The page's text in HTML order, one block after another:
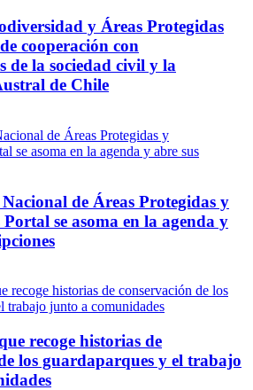
y Áreas Protegidas
cooperación con
de la sociedad civil y la
de Chile
de Áreas Protegidas y
se asoma en la agenda y
recoge historias de
los guardaparques y el trabajo